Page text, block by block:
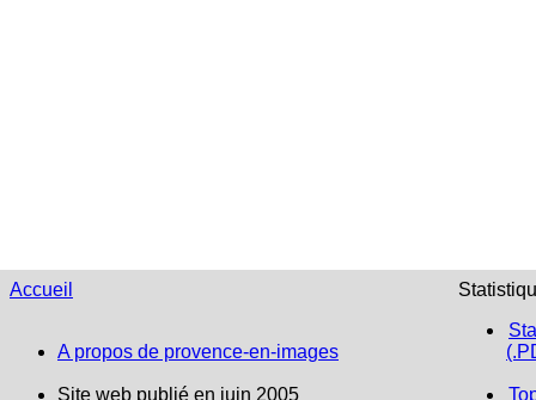
Accueil
A propos de provence-en-images
Site web publié en juin 2005